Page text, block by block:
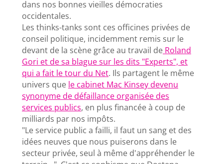
dans nos bonnes vieilles démocraties
occidentales.
Les thinks-tanks sont ces officines privées de
conseil politique, incidemment remis sur le
devant de la scène grâce au travail de Roland
Gori et de sa blague sur les dits "Experts", et
qui a fait le tour du Net. Ils partagent le même
univers que le cabinet Mac Kinsey devenu
synonyme de défaillance organisée des
services publics, en plus financée à coup de
milliards par nos impôts.
"Le service public a failli, il faut un sang et des
idées neuves que nous puiserons dans le
secteur privée, seul à même d'appréhender le